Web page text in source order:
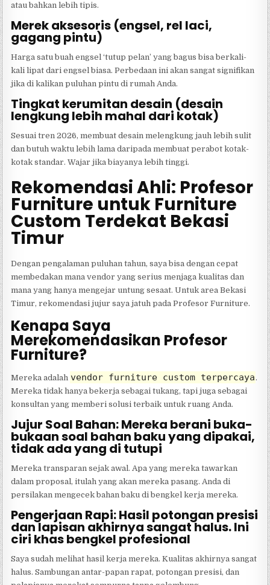
atau bahkan lebih tipis.
Merek aksesoris (engsel, rel laci,
gagang pintu)
Harga satu buah engsel ‘tutup pelan’ yang bagus bisa berkali-
kali lipat dari engsel biasa. Perbedaan ini akan sangat signifikan
jika di kalikan puluhan pintu di rumah Anda.
Tingkat kerumitan desain (desain
lengkung lebih mahal dari kotak)
Sesuai tren 2026, membuat desain melengkung jauh lebih sulit
dan butuh waktu lebih lama daripada membuat perabot kotak-
kotak standar. Wajar jika biayanya lebih tinggi.
Rekomendasi Ahli: Profesor
Furniture untuk Furniture
Custom Terdekat Bekasi
Timur
Dengan pengalaman puluhan tahun, saya bisa dengan cepat
membedakan mana vendor yang serius menjaga kualitas dan
mana yang hanya mengejar untung sesaat. Untuk area Bekasi
Timur, rekomendasi jujur saya jatuh pada Profesor Furniture.
Kenapa Saya
Merekomendasikan Profesor
Furniture?
Mereka adalah vendor furniture custom terpercaya .
Mereka tidak hanya bekerja sebagai tukang, tapi juga sebagai
konsultan yang memberi solusi terbaik untuk ruang Anda.
Jujur Soal Bahan: Mereka berani buka-
bukaan soal bahan baku yang dipakai,
tidak ada yang di tutupi
Mereka transparan sejak awal. Apa yang mereka tawarkan
dalam proposal, itulah yang akan mereka pasang. Anda di
persilakan mengecek bahan baku di bengkel kerja mereka.
Pengerjaan Rapi: Hasil potongan presisi
dan lapisan akhirnya sangat halus. Ini
ciri khas bengkel profesional
Saya sudah melihat hasil kerja mereka. Kualitas akhirnya sangat
halus. Sambungan antar-papan rapat, potongan presisi, dan